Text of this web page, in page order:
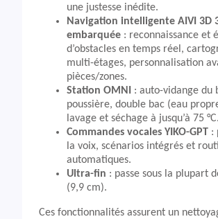
une justesse inédite.
Navigation intelligente AIVI 3D
embarquée : reconnaissance et
d’obstacles en temps réel,
multi-étages, personnalisation
pièces/zones.
Station OMNI
: auto-vidange du
poussière, double bac (eau
lavage et séchage à jusqu’à 75 °C.
Commandes vocales YIKO-GPT :
la voix, scénarios intégrés et
automatiques.
Ultra-fin : passe sous la plupart
(9,9 cm).
Ces fonctionnalités assurent un